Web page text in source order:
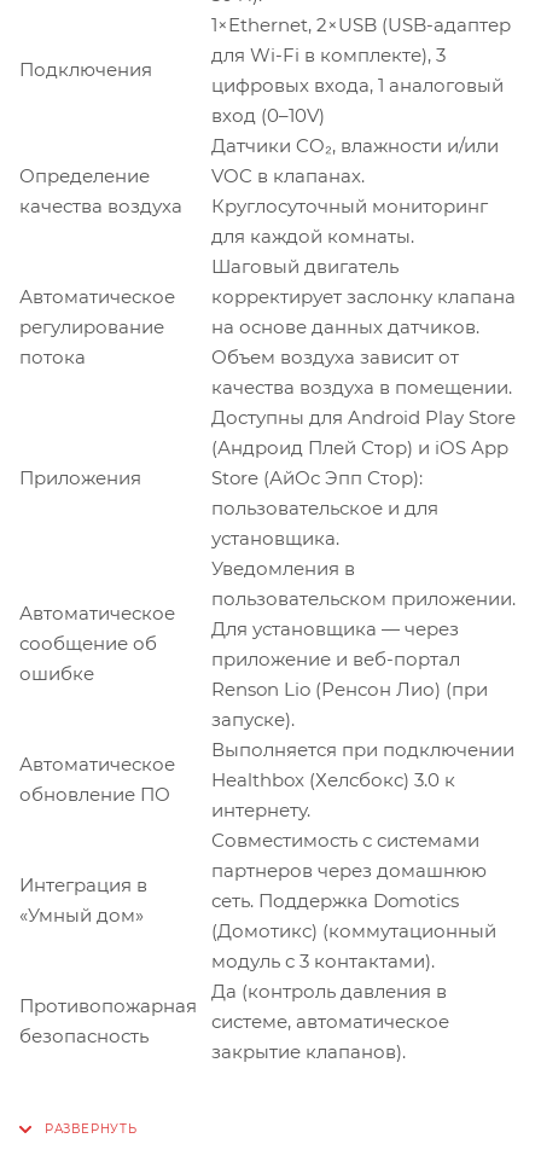
Подключения
1×Ethernet, 2×USB (USB-адаптер
для Wi-Fi в комплекте), 3
цифровых входа, 1 аналоговый
вход (0–10V)
Определение
качества воздуха
Датчики CO₂, влажности и/или
VOC в клапанах.
Круглосуточный мониторинг
для каждой комнаты.
Автоматическое
регулирование
потока
Шаговый двигатель
корректирует заслонку клапана
на основе данных датчиков.
Объем воздуха зависит от
качества воздуха в помещении.
Приложения
Доступны для Android Play Store
(Андроид Плей Стор) и iOS App
Store (АйОс Эпп Стор):
пользовательское и для
установщика.
Автоматическое
сообщение об
ошибке
Уведомления в
пользовательском приложении.
Для установщика — через
приложение и веб-портал
Renson Lio (Ренсон Лио) (при
запуске).
Автоматическое
обновление ПО
Выполняется при подключении
Healthbox (Хелсбокс) 3.0 к
интернету.
Интеграция в
«Умный дом»
Совместимость с системами
партнеров через домашнюю
сеть. Поддержка Domotics
(Домотикс) (коммутационный
модуль с 3 контактами).
Противопожарная
безопасность
Да (контроль давления в
системе, автоматическое
закрытие клапанов).